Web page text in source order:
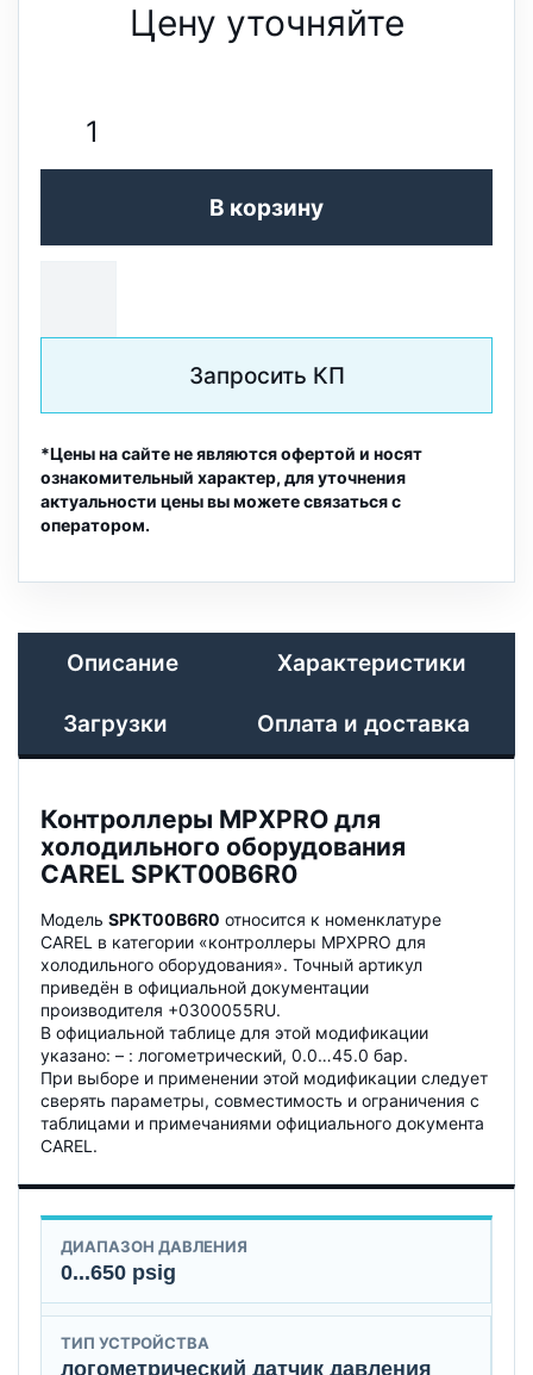
Цену уточняйте
В корзину
Запросить КП
*Цены на сайте не являются офертой и носят
ознакомительный характер, для уточнения
актуальности цены вы можете связаться с
оператором.
Описание Характеристики
Загрузки Оплата и доставка
Контроллеры MPXPRO для
холодильного оборудования
CAREL SPKT00B6R0
Модель SPKT00B6R0 относится к номенклатуре
CAREL в категории «контроллеры MPXPRO для
холодильного оборудования». Точный артикул
приведён в официальной документации
производителя +0300055RU.
В официальной таблице для этой модификации
указано: – : логометрический, 0.0…45.0 бар.
При выборе и применении этой модификации следует
сверять параметры, совместимость и ограничения с
таблицами и примечаниями официального документа
CAREL.
ДИАПАЗОН ДАВЛЕНИЯ
0...650 psig
ТИП УСТРОЙСТВА
логометрический датчик давления